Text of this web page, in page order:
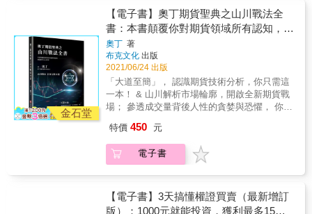
從基本面、商品種類、實戰運用三大面向掌握
進場時機 善用技術分析，掌握空頭、多頭獲
利點3. 完全圖解！把獲利關鍵全部記下來 把
複雜的觀念，簡單化、視覺化！學會重要的技
術分析「MA移動平均線」、「K線的觀察重
點」、「KD指標」從持有成本、大盤訊號、價
位區間，讓選擇權交易進出有據。 梁老師親
自帶你解讀公開說明書、試算損益，讓你選擇
權交易一次就上手！4. 由專為金字塔頂端客戶
投資操作的梁亦鴻老師，跨刀授課： 透過淺
花時間出門上課，讓你第一次輕鬆掌握選擇權
交易的各種訣竅。 教你如何挑選標的、設好
履約價、聰明掌握進出場時點，不管多頭空頭
讓你跟著陳姵伊操作，買多買空都能賺， 只要
先存下5萬元，每月就能替自己加薪3萬元以
上。 & 名人推薦 & （依姓氏筆畫排序） 科技
財經主持人、作家／朱楚文 商業類與財經書籍
暢銷作者／陳韋翰 財經直播主／游庭皓 & 本書
特色 & 新增6範例9線圖，最新行情分析技巧解
說 從開戶、下單到怎麼看盤、解盤，買多買空
都能賺。
退場。 & 萬一行情跟自己想的不一樣呢？記得
千萬別凹單， 投資人常因為8種理由凹單（抱
著賠錢單不賣，等待行情反轉）， 但凹單凹到
贏錢，反而是當沖者災難的開始。為什麼？ &
只要觀察三種盤勢，用三原則來對應操作， 當
天下單當天賺，當沖套利超簡單。 & 名人推薦
長伯（獅王） 「HiStock嗨投資」創辦人／管
繼正 投資理財頻道「麻紗宅在家」YouTuber／
麻紗 統一期貨證期雙分析師／盧昱衡
班之後照樣能看盤賺錢！ & ◎當沖女王的「等
它一下」致勝心法： 過去，大盤指數一天波動
一、兩百點就算大， 但隨著大盤指數突破
15,000點，一天波動一、兩百點反而是常態。
（對一口小台或大台來說，波動200點就是價差
1萬元或4萬元！） 在這樣的情況下，跟著走勢
順勢做當沖、不預測，賺得更安全。 & Queen
怜還有獨家看盤法：訊號出現時「等它一
下」，慢點進場沒關係， 後面還有一大段漲跌
只要學會觀察K棒，連傻瓜都能賺： 明天的漲
跌，沒人能預測，因此當沖操作，一定要當日
出場、不留單。 想賺錢，就看5分K，以收K價
退場。 & 萬一行情跟自己想的不一樣呢？記得
千萬別凹單， 投資人常因為8種理由凹單（抱
一翻身的地方，卻也是窮人的一個惡夢所在。
不論你花多少時間研究技術分析、或花多少錢
拜訪名師，或者聽信別人的明牌跳下去，鎩羽
而歸者大有人在。 就跟許多讀者走過的路一
樣，奧丁經歷過同樣的惡夢！因此他窮盡10年
功夫，融合各家理論，終於獨創「奧丁山川戰
法」。本書沒有艱澀難懂的名詞、複雜誇大的
分析，更沒有模稜兩可的區域，奧丁只用簡單
好學的交易邏輯，提升你在股市的勝率。 如果
你是期指交易初學者，應該常讀、詳讀、細讀
階交易者、甚至資深老手，你更應多看本書，
因為它將顛覆長期以來你對期指交易的所有認
知。 透過學習山川戰法，做出指數的預測，找
理論完全不一樣的視野，打破傳統的思維邏
輯，將K線分析帶入一個全新境界，讓讀者進入
金石堂
【電子書】奧丁期貨聖典之山川戰法全
書：本書顛覆你對期貨領域所有認知，建
議新手小心服用！
奧丁 著
布克文化 出版
2021/06/24 出版
「大道至簡」， 認識期貨技術分析，你只需這
一本！ & 山川解析市場輪廓，開啟全新期貨戰
場； 參透成交量背後人性的貪婪與恐懼， 你就
只是一個平凡人，既沒有「富爸爸」，也沒有
顯赫的家世、傲人的學歷。只因不想缺錢，不
想被生活的壓力壓垮，不想被枯燥無味的工作
一翻身的地方，卻也是窮人的一個惡夢所在。
不論你花多少時間研究技術分析、或花多少錢
特價 450 元
電子書
【電子書】3天搞懂權證買賣（最新增訂
版）：1000元就能投資，獲利最多15